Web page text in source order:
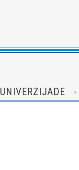
UNIVERZIJADE